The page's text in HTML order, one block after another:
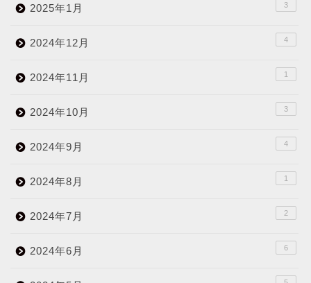
2025年1月 3
2024年12月 4
2024年11月 1
2024年10月 3
2024年9月 4
2024年8月 1
2024年7月 2
2024年6月 6